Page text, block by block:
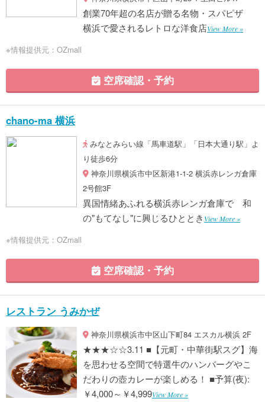
創業70年超の名店が贈る名物・スパピザ
横浜で愛されるレトロな洋食店View More »
※情報提供元：OZmall
空席確認・予約
chano-ma 横浜
みなとみらい線「馬車道駅」「日本大通り駅」よ
り徒歩6分
神奈川県横浜市中区新港1-1-2 横浜赤レンガ倉庫
2号館3F
異国情緒あふれる横浜赤レンガ倉庫で 和
の"もてなし"に興じるひととき View More »
※情報提供元：OZmall
空席確認・予約
レストラン うみかぜ
神奈川県横浜市中区山下町84 エスカル横浜 2F
★★★☆☆3.11 ■【元町・中華街駅スグ】海
を思わせる空間で特選牛のハンバーグやこ
だわりの壺カレーが楽しめる！ ■予算(夜):
￥4,000～￥4,999View More »